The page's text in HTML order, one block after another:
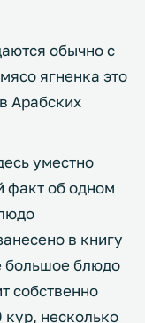
обычно с
ягненка это
Арабских
уместно
факт об одном
в книгу
большое блюдо
собственно
кур, несколько